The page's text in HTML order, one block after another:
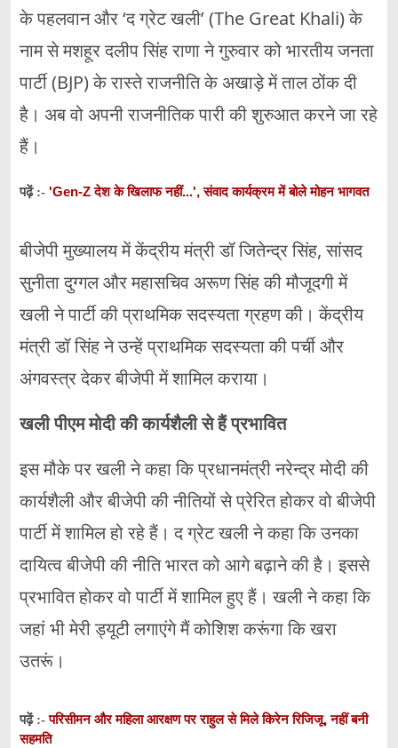
के पहलवान और ‘द ग्रेट खली’ (The Great Khali) के
नाम से मशहूर दलीप सिंह राणा ने गुरुवार को भारतीय जनता
पार्टी (BJP) के रास्ते राजनीति के अखाड़े में ताल ठोंक दी
है। अब वो अपनी राजनीतिक पारी की शुरुआत करने जा रहे
हैं।
पढ़ें :- 'Gen-Z देश के खिलाफ नहीं...', संवाद कार्यक्रम में बोले मोहन भागवत
बीजेपी मुख्यालय में केंद्रीय मंत्री डॉ जितेन्द्र सिंह, सांसद
सुनीता दुग्गल और महासचिव अरूण सिंह की मौजूदगी में
खली ने पार्टी की प्राथमिक सदस्यता ग्रहण की। केंद्रीय
मंत्री डॉ सिंह ने उन्हें प्राथमिक सदस्यता की पर्ची और
अंगवस्त्र देकर बीजेपी में शामिल कराया।
खली पीएम मोदी की कार्यशैली से हैं प्रभावित
इस मौके पर खली ने कहा कि प्रधानमंत्री नरेन्द्र मोदी की
कार्यशैली और बीजेपी की नीतियों से प्रेरित होकर वो बीजेपी
पार्टी में शामिल हो रहे हैं। द ग्रेट खली ने कहा कि उनका
दायित्व बीजेपी की नीति भारत को आगे बढ़ाने की है। इससे
प्रभावित होकर वो पार्टी में शामिल हुए हैं। खली ने कहा कि
जहां भी मेरी ड्यूटी लगाएंगे मैं कोशिश करूंगा कि खरा
उतरूं।
पढ़ें :-परिसीमन और महिला आरक्षण पर राहुल से मिले किरेन रिजिजू, नहीं बनी
सहमति